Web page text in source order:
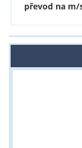
převod na m/